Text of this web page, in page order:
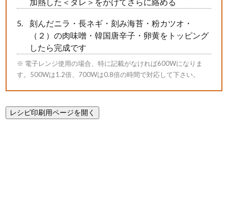
加熱した＜タレ＞をかけてさらに絡める
刻んだニラ・長ネギ・刻み海苔・粉カツオ・
（２）の肉味噌・韓国唐辛子・卵黄をトッピング
したら完成です
※ 電子レンジ使用の場合、特に記載がなければ600Wになりま
す。500Wは1.2倍、700Wは0.8倍の時間で対応して下さい。